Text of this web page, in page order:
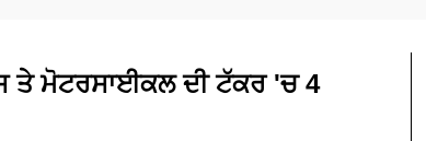
ਤੇ ਮੋਟਰਸਾਈਕਲ ਦੀ ਟੱਕਰ 'ਚ 4